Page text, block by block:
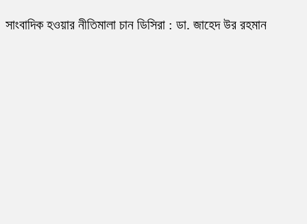
সাংবাদিক হওয়ার নীতিমালা চান ডিসিরা : ডা. জাহেদ উর রহমান